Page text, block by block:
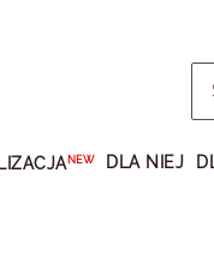
NEW DLA NIEJ